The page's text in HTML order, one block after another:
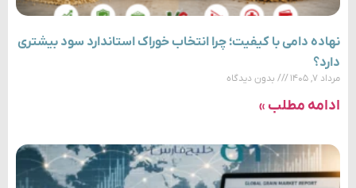
نهاده دامی با کیفیت؛ چرا انتخاب خوراک استاندارد سود بیشتری
دارد؟
مرداد ۷, ۱۴۰۵ بدون دیدگاه
ادامه مطلب »